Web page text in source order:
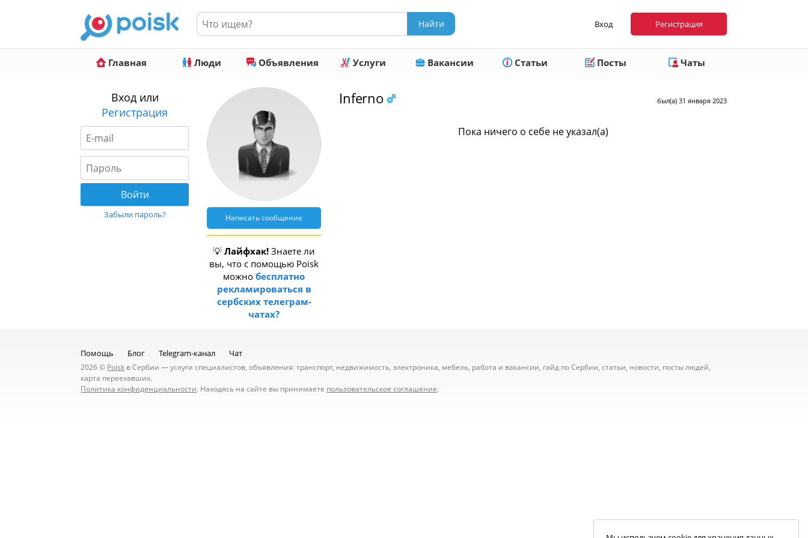
Вход Регистрация
Главная Люди Объявления Услуги Вакансии Статьи Посты Чаты
Вход или
Регистрация
Забыли пароль? Написать сообщение
💡Лайфхак! Знаете ли
вы, что с помощью Poisk
можнобесплатно
рекламироваться в
сербских телеграм-
чатах?
был(а) 31 января 2023
Inferno
Пока ничего о себе не указал(а)
Помощь Блог Telegram-канал Чат
2026 © Poisk в Сербии — услуги специалистов, объявления: транспорт, недвижимость, электроника, мебель, работа и вакансии, гайд по Сербии, статьи, новости, посты людей,
карта переехавших.
Политика конфиденциальности. Находясь на сайте вы принимаете пользовательское соглашение.